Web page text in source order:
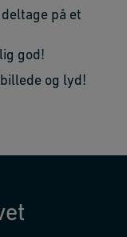
på et
god!
og lyd!